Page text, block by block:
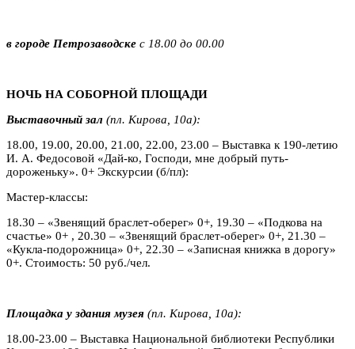
в городе Петрозаводске с 18.00 до 00.00
НОЧЬ НА СОБОРНОЙ ПЛОЩАДИ
Выставочный зал (пл. Кирова, 10а):
18.00, 19.00, 20.00, 21.00, 22.00, 23.00 – Выставка к 190-летию
И. А. Федосовой «Дай-ко, Господи, мне добрый путь-
дороженьку». 0+ Экскурсии (б/пл):
Мастер-классы:
18.30 – «Звенящий браслет-оберег» 0+, 19.30 – «Подкова на
счастье» 0+ , 20.30 – «Звенящий браслет-оберег» 0+, 21.30 –
«Кукла-подорожница» 0+, 22.30 – «Записная книжка в дорогу»
0+. Стоимость: 50 руб./чел.
Площадка у здания музея (пл. Кирова, 10а):
18.00-23.00 – Выставка Национальной библиотеки Республики